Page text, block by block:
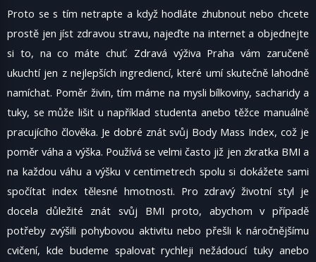
Proto se s tím netrapte a když hodláte zhubnout nebo chcete
prostě jen jíst zdravou stravu, najeďte na internet a objednejte
si to, na co máte chuť. Zdravá výživa Praha vám zaručeně
ukuchtí jen z nejlepších ingrediencí, které umí skutečně lahodně
namíchat. Poměr živin, tím máme na mysli bílkoviny, sacharidy a
tuky, se může lišit u například studenta anebo těžce manuálně
pracujícího člověka. Je dobré znát svůj Body Mass Index, což je
poměr váha a výška. Používá se velmi často již jen zkratka BMI a
na každou váhu a výšku v centimetrech spolu si dokážete sami
spočítat index tělesné hmotnosti. Pro zdravý životní styl je
docela důležité znát svůj BMI proto, abychom v případě
potřeby zvýšili pohybovou aktivitu nebo přešli k náročnějšímu
cvičení, kde budeme spalovat rychleji nežádoucí tuky anebo